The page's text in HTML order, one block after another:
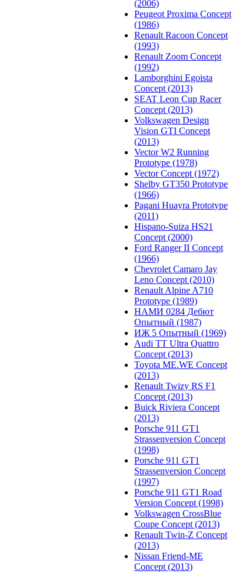
(2006)
Peugeot Proxima Concept
(1986)
Renault Racoon Concept
(1993)
Renault Zoom Concept
(1992)
Lamborghini Egoista
Concept (2013)
SEAT Leon Cup Racer
Concept (2013)
Volkswagen Design
Vision GTI Concept
(2013)
Vector W2 Running
Prototype (1978)
Vector Concept (1972)
Shelby GT350 Prototype
(1966)
Pagani Huayra Prototype
(2011)
Hispano-Suiza HS21
Concept (2000)
Ford Ranger II Concept
(1966)
Chevrolet Camaro Jay
Leno Concept (2010)
Renault Alpine A710
Prototype (1989)
НАМИ 0284 Дебют
Опытный (1987)
ИЖ 5 Опытный (1969)
Audi TT Ultra Quattro
Concept (2013)
Toyota ME.WE Concept
(2013)
Renault Twizy RS F1
Concept (2013)
Buick Riviera Concept
(2013)
Porsche 911 GT1
Strassenversion Concept
(1998)
Porsche 911 GT1
Strassenversion Concept
(1997)
Porsche 911 GT1 Road
Version Concept (1998)
Volkswagen CrossBlue
Coupe Concept (2013)
Renault Twin-Z Concept
(2013)
Nissan Friend-ME
Concept (2013)